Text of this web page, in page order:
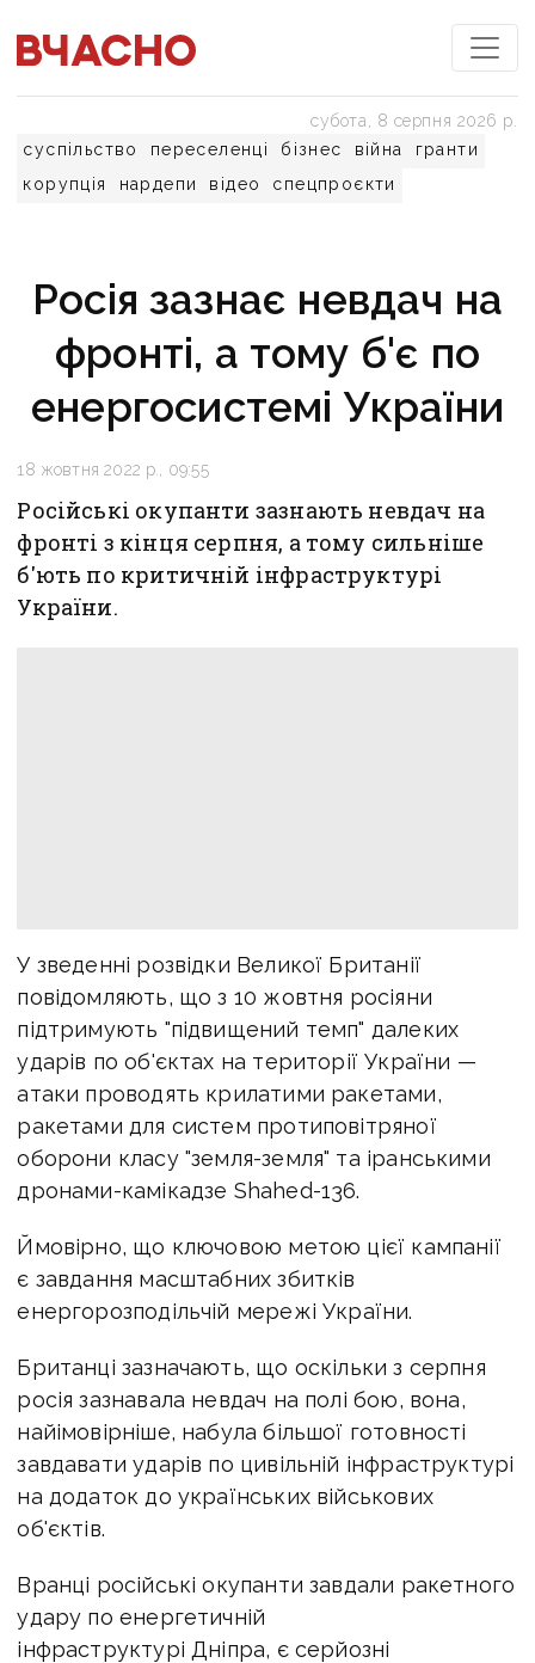
суспільство переселенці бізнес війна
гранти
корупція
нардепи відео спецпроєкти
субота, 8 серпня 2026 р.
Росія зазнає невдач на
фронті, а тому б'є по
енергосистемі України
18 жовтня 2022 р., 09:55
Російські окупанти зазнають невдач на
фронті з кінця серпня, а тому сильніше
б'ють по критичній інфраструктурі
України.
У зведенні розвідки Великої Британії
повідомляють, що з 10 жовтня росіяни
підтримують "підвищений темп" далеких
ударів по об'єктах на території України —
атаки проводять крилатими ракетами,
ракетами для систем протиповітряної
оборони класу "земля-земля" та іранськими
дронами-камікадзе Shahed-136.
Ймовірно, що ключовою метою цієї кампанії
є завдання масштабних збитків
енергорозподільчій мережі України.
Британці зазначають, що оскільки з серпня
росія зазнавала невдач на полі бою, вона,
найімовірніше, набула більшої готовності
завдавати ударів по цивільній інфраструктурі
на додаток до українських військових
об'єктів.
Вранці російські окупанти завдали ракетного
удару по енергетичній
інфраструктурі Дніпра, є серйозні